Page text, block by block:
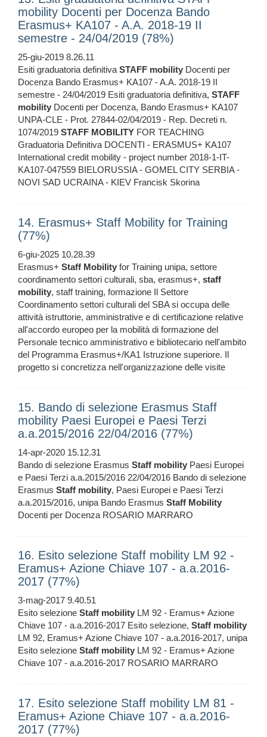
mobility Docenti per Docenza Bando
Erasmus+ KA107 - A.A. 2018-19 II
semestre - 24/04/2019 (78%)
25-giu-2019 8.26.11
Esiti graduatoria definitivaSTAFF mobility Docenti per
Docenza Bando Erasmus+ KA107 - A.A. 2018-19 II
semestre - 24/04/2019 Esiti graduatoria definitiva, STAFF
mobility Docenti per Docenza, Bando Erasmus+ KA107
UNPA-CLE - Prot. 27844-02/04/2019 - Rep. Decreti n.
1074/2019 STAFF MOBILITY FOR TEACHING
Graduatoria Definitiva DOCENTI - ERASMUS+ KA107
International credit mobility - project number 2018-1-IT-
KA107-047559 BIELORUSSIA - GOMEL CITY SERBIA -
NOVI SAD UCRAINA - KIEV Francisk Skorina
14. Erasmus+ Staff Mobility for Training
(77%)
6-giu-2025 10.28.39
Erasmus+ Staff Mobility for Training unipa, settore
coordinamento settori culturali, sba, erasmus+, staff
mobility, staff training, formazione Il Settore
Coordinamento settori culturali del SBA si occupa delle
attività istruttorie, amministrative e di certificazione relative
all'accordo europeo per la mobilità di formazione del
Personale tecnico amministrativo e bibliotecario nell'ambito
del Programma Erasmus+/KA1 Istruzione superiore. Il
progetto si concretizza nell'organizzazione delle visite
15. Bando di selezione Erasmus Staff
mobility Paesi Europei e Paesi Terzi
a.a.2015/2016 22/04/2016 (77%)
14-apr-2020 15.12.31
Bando di selezione Erasmus Staff mobility Paesi Europei
e Paesi Terzi a.a.2015/2016 22/04/2016 Bando di selezione
Erasmus Staff mobility, Paesi Europei e Paesi Terzi
a.a.2015/2016, unipa Bando Erasmus Staff Mobility
Docenti per Docenza ROSARIO MARRARO
16. Esito selezione Staff mobility LM 92 -
Eramus+ Azione Chiave 107 - a.a.2016-
2017 (77%)
3-mag-2017 9.40.51
Esito selezione Staff mobility LM 92 - Eramus+ Azione
Chiave 107 - a.a.2016-2017 Esito selezione, Staff mobility
LM 92, Eramus+ Azione Chiave 107 - a.a.2016-2017, unipa
Esito selezione Staff mobility LM 92 - Eramus+ Azione
Chiave 107 - a.a.2016-2017 ROSARIO MARRARO
17. Esito selezione Staff mobility LM 81 -
Eramus+ Azione Chiave 107 - a.a.2016-
2017 (77%)